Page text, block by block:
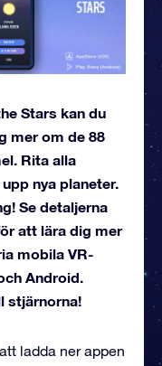
Stars kan du
mer om de 88
Rita alla
nya planeter.
Se detaljerna
att lära dig mer
mobila VR-
Android.
stjärnorna!
ladda ner appen